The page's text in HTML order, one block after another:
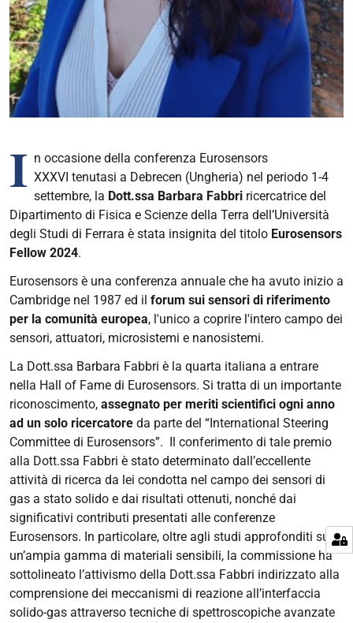
I n occasione della conferenza Eurosensors
XXXVI tenutasi a Debrecen (Ungheria) nel periodo 1-4
settembre, la Dott.ssa Barbara Fabbri ricercatrice del
Dipartimento di Fisica e Scienze della Terra dell’Università
degli Studi di Ferrara è stata insignita del titolo Eurosensors
Fellow 2024.
Eurosensors è una conferenza annuale che ha avuto inizio a
Cambridge nel 1987 ed il forum sui sensori di riferimento
per la comunità europea, l'unico a coprire l'intero campo dei
sensori, attuatori, microsistemi e nanosistemi.
La Dott.ssa Barbara Fabbri è la quarta italiana a entrare
nella Hall of Fame di Eurosensors. Si tratta di un importante
riconoscimento, assegnato per meriti scientifici ogni anno
ad un solo ricercatore da parte del “International Steering
Committee di Eurosensors”. Il conferimento di tale premio
alla Dott.ssa Fabbri è stato determinato dall’eccellente
attività di ricerca da lei condotta nel campo dei sensori di
gas a stato solido e dai risultati ottenuti, nonché dai
significativi contributi presentati alle conferenze
Eurosensors. In particolare, oltre agli studi approfonditi su
un’ampia gamma di materiali sensibili, la commissione ha
sottolineato l’attivismo della Dott.ssa Fabbri indirizzato alla
comprensione dei meccanismi di reazione all’interfaccia
solido-gas attraverso tecniche di spettroscopiche avanzate